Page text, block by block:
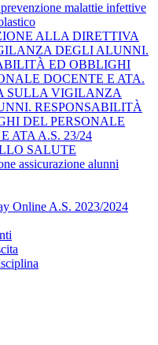
malattie infettive
ALLA DIRETTIVA
DEGLI ALUNNI.
ED OBBLIGHI
DOCENTE E ATA.
SULLA VIGILANZA
RESPONSABILITÀ
DEL PERSONALE
ATA A.S. 23/24
SALUTE
assicurazione alunni
Online A.S. 2023/2024